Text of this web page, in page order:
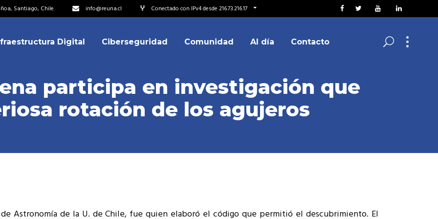
Santiago, Chile. info@reuna.cl Conectado con IPv4 desde 216.73.216.17
Digital Ciberseguridad Comunidad Al día Contacto
participa en investigación que
rotación de los agujeros
Astronomía de la U. de Chile, fue quien elaboró el código que permitió el descubrimiento. El